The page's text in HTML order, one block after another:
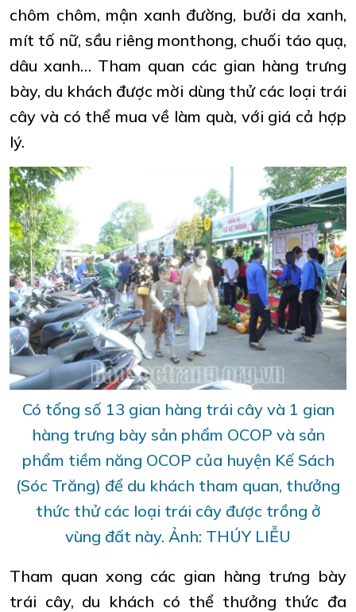
chôm chôm, mận xanh đường, bưởi da xanh,
mít tố nữ, sầu riêng monthong, chuối táo quạ,
dâu xanh… Tham quan các gian hàng trưng
bày, du khách được mời dùng thử các loại trái
cây và có thể mua về làm quà, với giá cả hợp
lý.
Có tổng số 13 gian hàng trái cây và 1 gian
hàng trưng bày sản phẩm OCOP và sản
phẩm tiềm năng OCOP của huyện Kế Sách
(Sóc Trăng) để du khách tham quan, thưởng
thức thử các loại trái cây được trồng ở
vùng đất này. Ảnh: THÚY LIỄU
Tham quan xong các gian hàng trưng bày
trái cây, du khách có thể thưởng thức đa